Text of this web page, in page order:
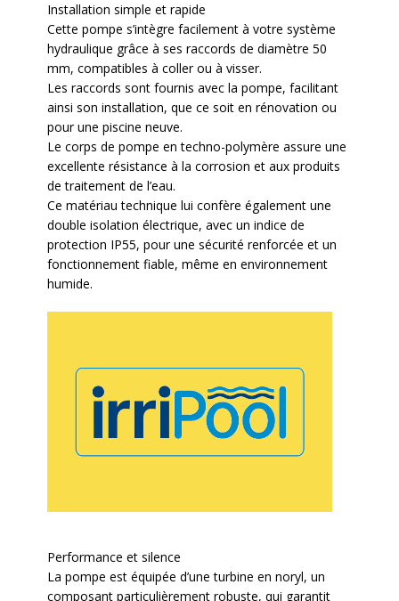
Installation simple et rapide
Cette pompe s’intègre facilement à votre système
hydraulique grâce à ses raccords de diamètre 50
mm, compatibles à coller ou à visser.
Les raccords sont fournis avec la pompe, facilitant
ainsi son installation, que ce soit en rénovation ou
pour une piscine neuve.
Le corps de pompe en techno-polymère assure une
excellente résistance à la corrosion et aux produits
de traitement de l’eau.
Ce matériau technique lui confère également une
double isolation électrique, avec un indice de
protection IP55, pour une sécurité renforcée et un
fonctionnement fiable, même en environnement
humide.
Performance et silence
La pompe est équipée d’une turbine en noryl, un
composant particulièrement robuste, qui garantit